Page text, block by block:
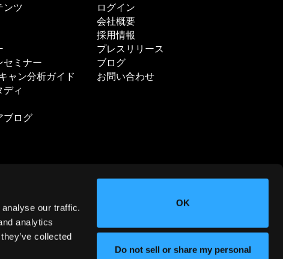
our traffic.
analytics
collected
OK
Do not sell or share my personal
ンツ
セミナー
ャン分析ガイド
ィ
ブログ
ログイン
会社概要
採用情報
プレスリリース
ブログ
お問い合わせ
ニュースレターに登録する